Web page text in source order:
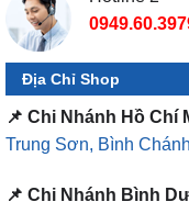
Địa Chỉ Shop
📌 Chi Nhánh Hồ Chí
Trung Sơn, Bình
📌 Chi Nhánh Bình